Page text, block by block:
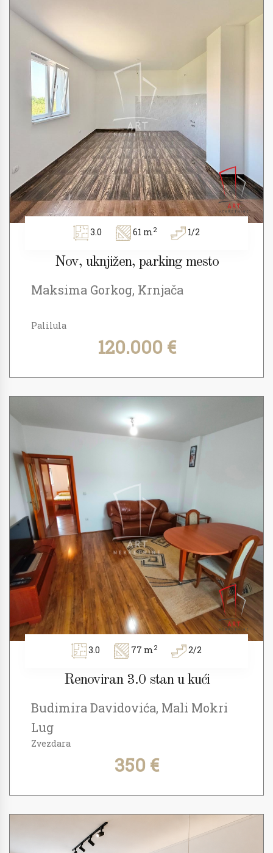
3.0 61 m2 1/2
Nov, uknjižen, parking mesto
Maksima Gorkog, Krnjača
Palilula
120.000 €
3.0 77 m2 2/2
Renoviran 3.0 stan u kući
Budimira Davidovića, Mali Mokri
Lug
Zvezdara
350 €